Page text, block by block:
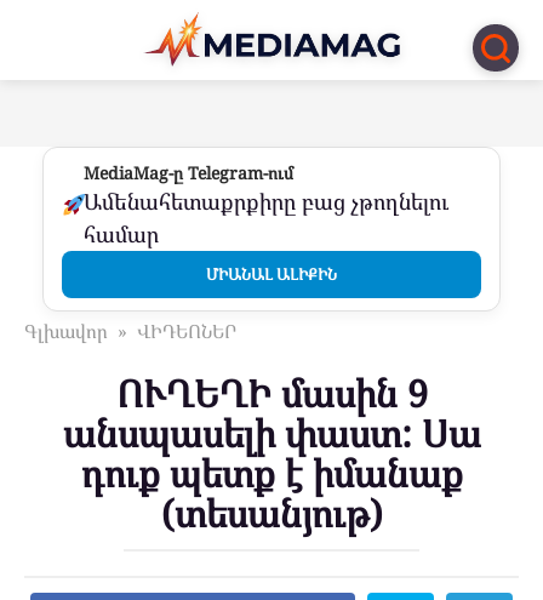
Перейти
контенту
MediaMag-ը Telegram-ում
Ամենահետաքրքիրը բաց չթողնելու
համար
ՄԻԱՆԱԼ ԱԼԻՔԻՆ
Գլխավոր » ՎԻԴԵՈՆԵՐ
ՈՒՂԵՂԻ մասին 9
անսպասելի փաստ: Սա
դուք պետք է իմանաք
(տեսանյութ)